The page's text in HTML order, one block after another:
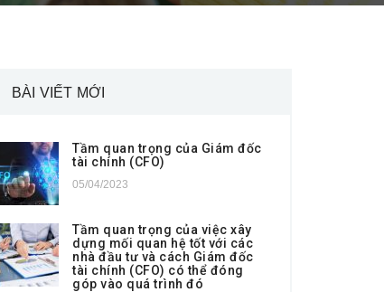
BÀI VIẾT MỚI
Tầm quan trọng của Giám đốc
tài chính (CFO)
05/04/2023
Tầm quan trọng của việc xây
dựng mối quan hệ tốt với các
nhà đầu tư và cách Giám đốc
tài chính (CFO) có thể đóng
góp vào quá trình đó